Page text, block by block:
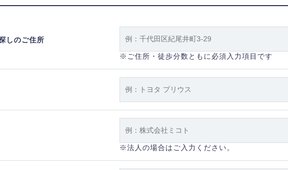
しのご住所
※ご住所・徒歩分数ともに必須入力項目です
※法人の場合はご入力ください。